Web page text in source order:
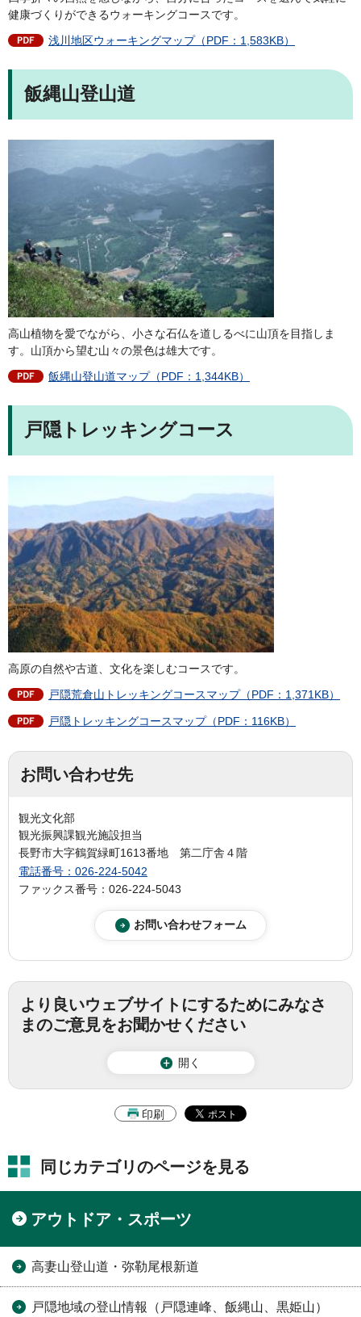
健康づくりができるウォーキングコースです。
浅川地区ウォーキングマップ（PDF：1,583KB）
飯縄山登山道
高山植物を愛でながら、小さな石仏を道しるべに山頂を目指しま
す。山頂から望む山々の景色は雄大です。
飯縄山登山道マップ（PDF：1,344KB）
戸隠トレッキングコース
高原の自然や古道、文化を楽しむコースです。
戸隠荒倉山トレッキングコースマップ（PDF：1,371KB）
戸隠トレッキングコースマップ（PDF：116KB）
お問い合わせ先
観光文化部
観光振興課観光施設担当
長野市大字鶴賀緑町1613番地 第二庁舎４階
電話番号：026-224-5042
ファックス番号：026-224-5043
より良いウェブサイトにするためにみなさ
まのご意見をお聞かせください
開く
印刷
同じカテゴリのページを見る
アウトドア・スポーツ
高妻山登山道・弥勒尾根新道
戸隠地域の登山情報（戸隠連峰、飯縄山、黒姫山）